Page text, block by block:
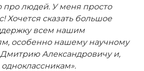
про людей. У меня просто
Хочется сказать большое
всем нашим
особенно нашему научному
Александровичу и,